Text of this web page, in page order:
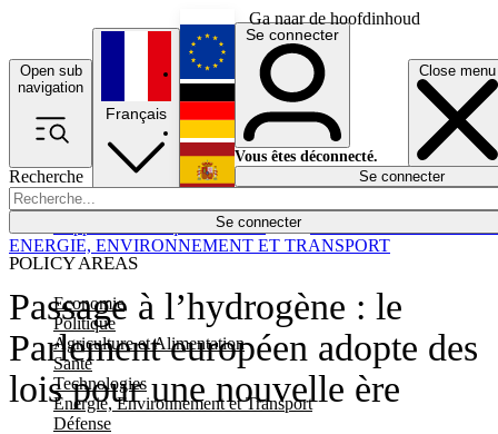
Ga naar de hoofdinhoud
Open sub
navigation
Close menu
Recherche
Se connecter
POLICY AREAS
Economie
Politique
Agriculture et Alimentation
Santé
Technologies
Energie, Environnement et Transport
Défense
Économie
Français
English
Deutsch
Español
Se connecter
Vous êtes déconnecté.
Se connecter
Passage à l’hydrogène : le
Parlement européen adopte des
lois pour une nouvelle ère
ENERGIE, ENVIRONNEMENT ET TRANSPORT